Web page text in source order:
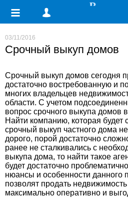
03/11/2016
Срочный выкуп домов
Срочный выкуп домов сегодня
достаточно востребованную и
многих владельцев
области. С учетом
вопрос срочного выкупа домов
Найти компанию, которая будет
срочный выкуп частного дома
дорого, порой достаточно
ранее не сталкивались с
выкупа дома, то найти такое
будет достаточно
нюансы и особенности данного
позволят продать
максимально оперативно и